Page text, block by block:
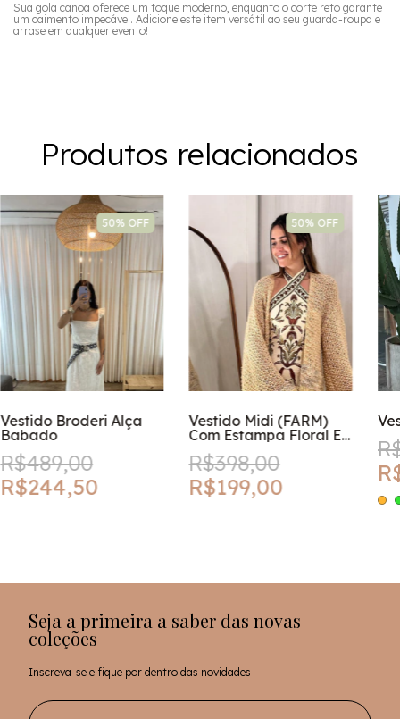
Sua gola canoa oferece um toque moderno, enquanto o corte reto garante
um caimento impecável. Adicione este item versátil ao seu guarda-roupa e
arrase em qualquer evento!
Produtos relacionados
50% OFF
Vestido Broderi Alça
Babado
R$489,00
R$244,50
50% OFF
Vestido Midi (FARM)
Com Estampa Floral E
Amarração
R$398,00
R$199,00
Seja a primeira a saber das novas
coleções
Inscreva-se e fique por dentro das novidades